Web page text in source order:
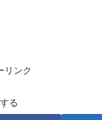
リンク
る